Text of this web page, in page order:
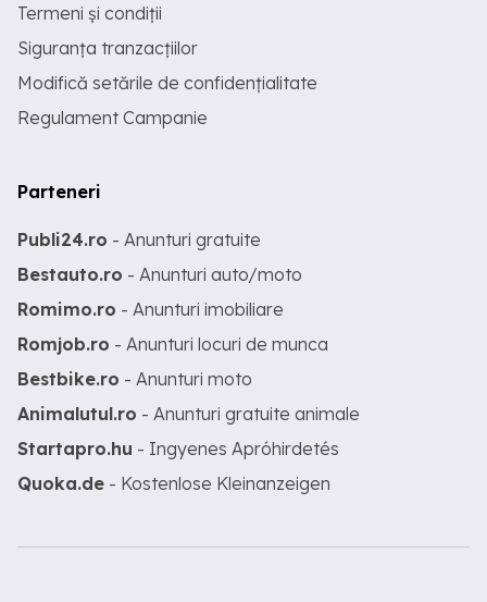
Termeni și condiții
Siguranța tranzacțiilor
Modifică setările de confidențialitate
Regulament Campanie
Parteneri
Publi24.ro - Anunturi gratuite
Bestauto.ro - Anunturi auto/moto
Romimo.ro - Anunturi imobiliare
Romjob.ro - Anunturi locuri de munca
Bestbike.ro - Anunturi moto
Animalutul.ro - Anunturi gratuite animale
Startapro.hu - Ingyenes Apróhirdetés
Quoka.de - Kostenlose Kleinanzeigen